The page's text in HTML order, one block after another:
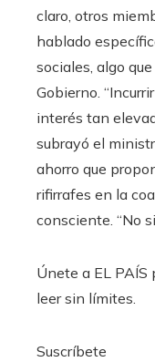
claro, otros
hablado
sociales, algo
Gobierno.
interés tan
subrayó el
ahorro que
rifirrafes en la
consciente. “No
Únete a EL PAÍS
leer sin límites.
Suscríbete